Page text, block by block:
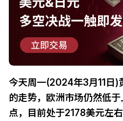
今天周一(2024年3月11日)
的走势，欧洲市场仍然低
点，目前处于2178美元左右